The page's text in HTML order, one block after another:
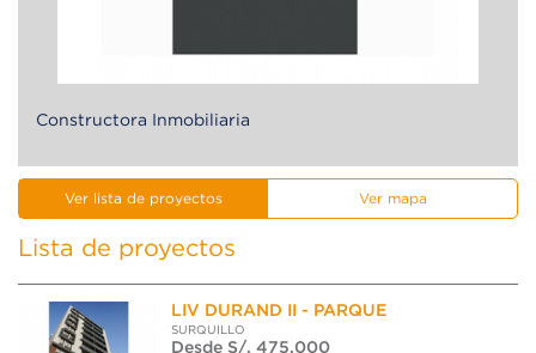
Constructora Inmobiliaria
Ver lista de proyectos Ver mapa
Lista de proyectos
LIV DURAND II - PARQUE
SURQUILLO
Desde S/. 475,000